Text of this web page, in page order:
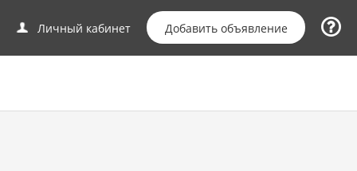
Личный кабинет Добавить объявление